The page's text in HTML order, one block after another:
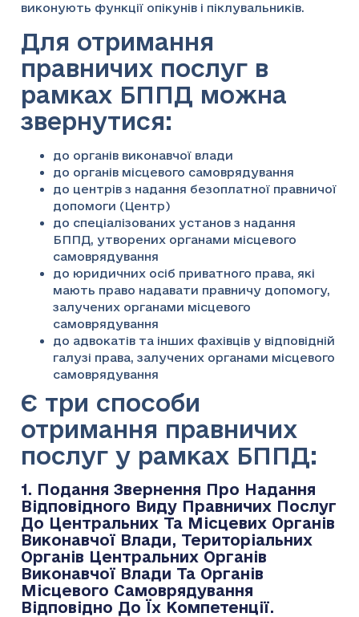
виконують функції опікунів і піклувальників.
Для отримання
правничих послуг в
рамках БППД можна
звернутися:
до органів виконавчої влади
до органів місцевого самоврядування
до центрів з надання безоплатної правничої
допомоги (Центр)
до спеціалізованих установ з надання
БППД, утворених органами місцевого
самоврядування
до юридичних осіб приватного права, які
мають право надавати правничу допомогу,
залучених органами місцевого
самоврядування
до адвокатів та інших фахівців у відповідній
галузі права, залучених органами місцевого
самоврядування
Є три способи
отримання правничих
послуг у рамках БППД:
1. Подання Звернення Про Надання
Відповідного Виду Правничих Послуг
До Центральних Та Місцевих Органів
Виконавчої Влади, Територіальних
Органів Центральних Органів
Виконавчої Влади Та Органів
Місцевого Самоврядування
Відповідно До Їх Компетенції.